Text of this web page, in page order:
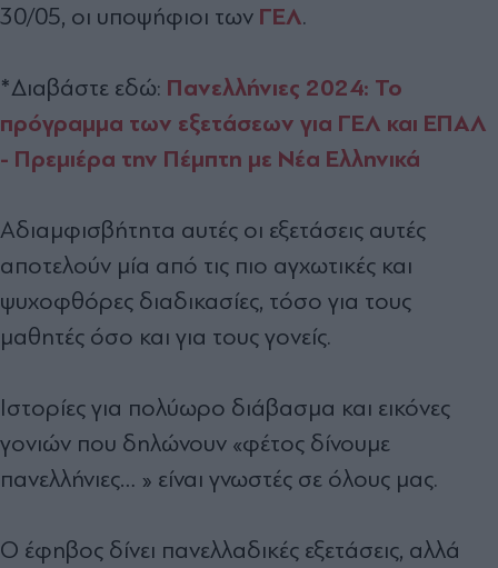
30/05, οι υποψήφιοι των ΓΕΛ.
*Διαβάστε εδώ: Πανελλήνιες 2024: Το
πρόγραμμα των εξετάσεων για ΓΕΛ και ΕΠΑΛ
- Πρεμιέρα την Πέμπτη με Νέα Ελληνικά
Αδιαμφισβήτητα αυτές οι εξετάσεις αυτές
αποτελούν μία από τις πιο αγχωτικές και
ψυχοφθόρες διαδικασίες, τόσο για τους
μαθητές όσο και για τους γονείς.
Ιστορίες για πολύωρο διάβασμα και εικόνες
γονιών που δηλώνουν «φέτος δίνουμε
πανελλήνιες… » είναι γνωστές σε όλους μας.
Ο έφηβος δίνει πανελλαδικές εξετάσεις, αλλά